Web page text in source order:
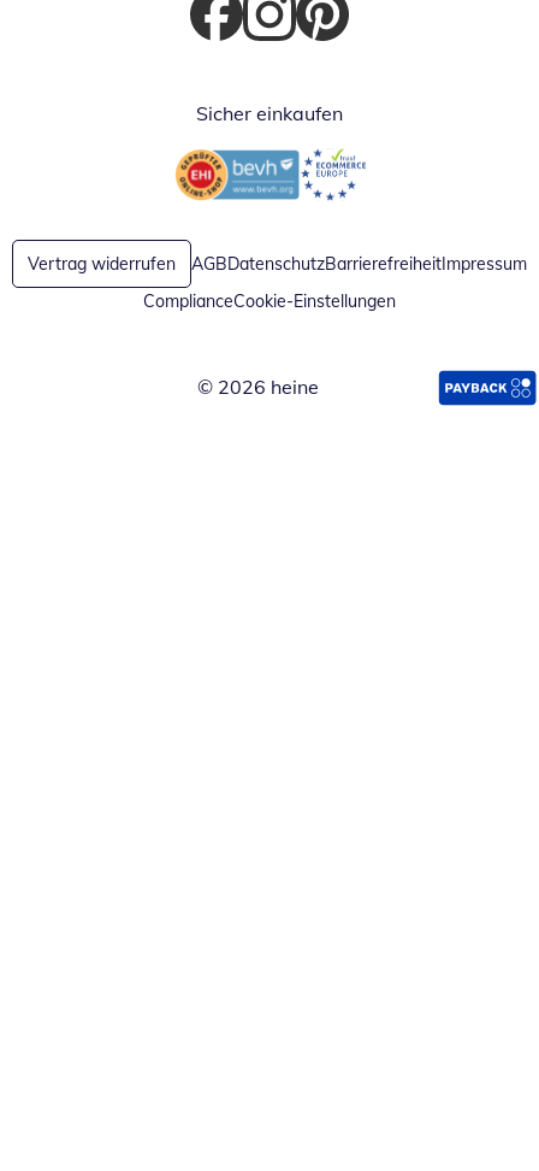
Öffnet in neuem Fenster
Öffnet in neuem Fenster
Öffnet in neuem Fenster
Sicher einkaufen
Öffnet in neuem FensterÖffnet in neuem Fenster
Vertrag widerrufen AGBDatenschutzBarrierefreiheitImpressum
ComplianceCookie-Einstellungen
© 2026 heine